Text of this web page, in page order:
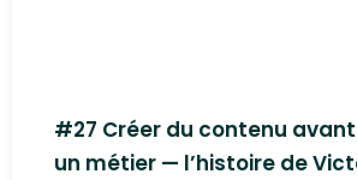
#27 Créer du contenu
un métier — l’histoire de